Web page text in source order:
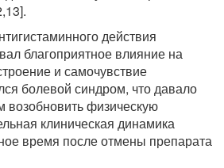
действия
благоприятное влияние на
и самочувствие
болевой синдром, что давало
возобновить физическую
клиническая динамика
время после отмены препарата